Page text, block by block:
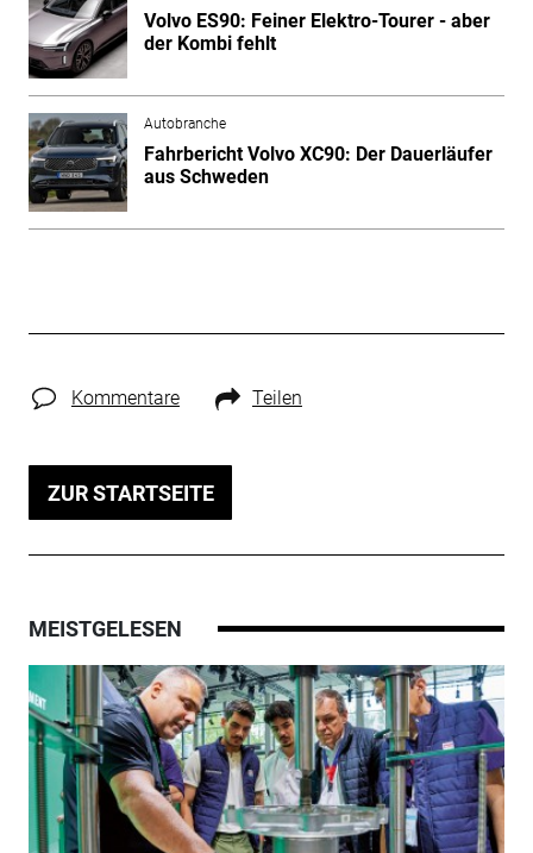
Volvo ES90: Feiner Elektro-Tourer - aber
der Kombi fehlt
Autobranche
Fahrbericht Volvo XC90: Der Dauerläufer
aus Schweden
Kommentare Teilen
ZUR STARTSEITE
MEISTGELESEN